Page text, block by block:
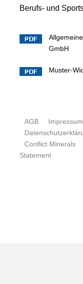
Berufs- und
GmbH
Muster-
AGB
Impressum
Conflict Minerals
Statement